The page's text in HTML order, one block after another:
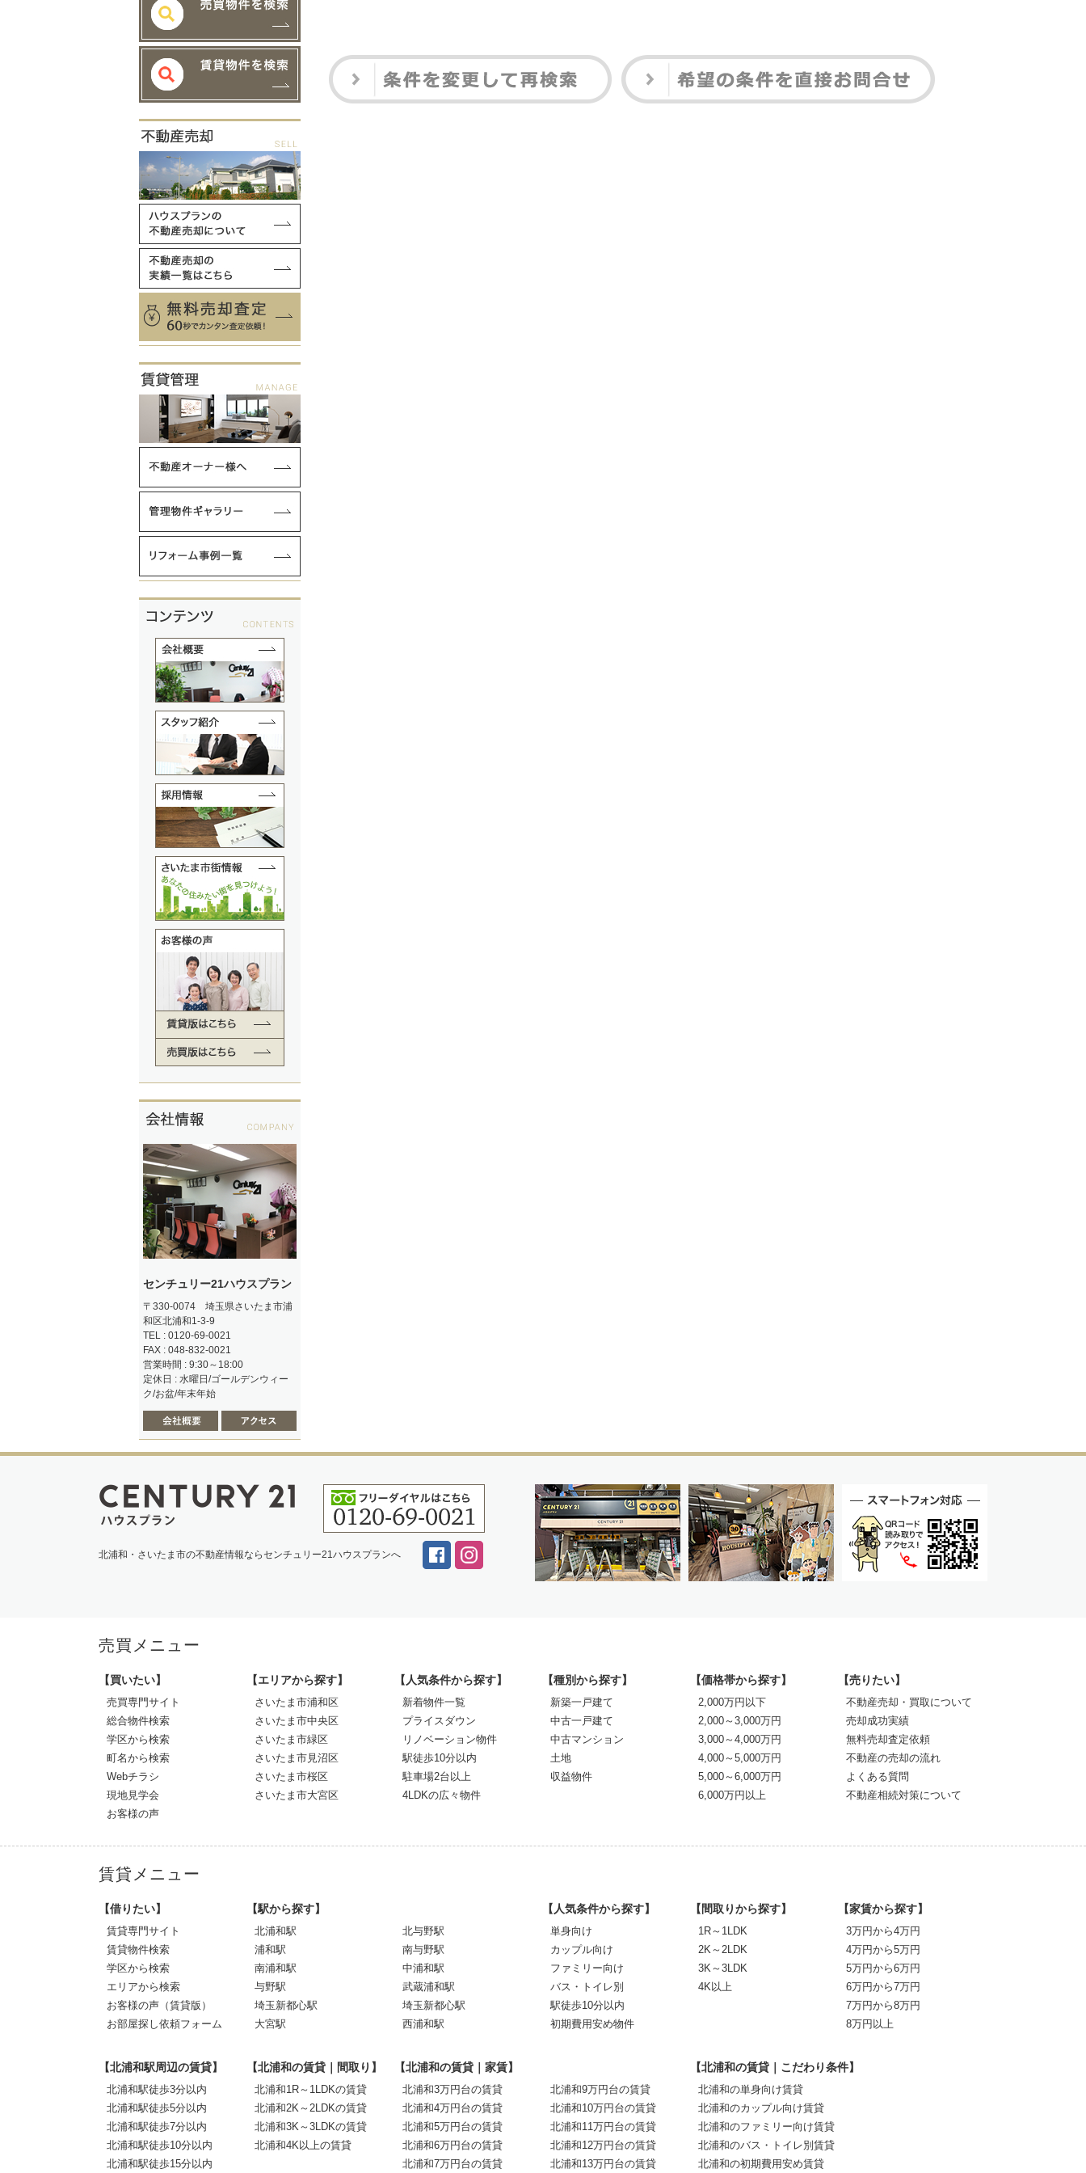
センチュリー21ハウスプラン
〒330-0074 埼玉県さいたま市浦
和区北浦和1-3-9
TEL : 0120-69-0021
FAX : 048-832-0021
営業時間 : 9:30～18:00
定休日 : 水曜日/ゴールデンウィー
ク/お盆/年末年始
北浦和・さいたま市の不動産情報ならセンチュリー21ハウスプランへ
売買メニュー
【買いたい】
売買専門サイト
総合物件検索
学区から検索
町名から検索
Webチラシ
現地見学会
お客様の声
【エリアから探す】
さいたま市浦和区
さいたま市中央区
さいたま市緑区
さいたま市見沼区
さいたま市桜区
さいたま市大宮区
【人気条件から探す】
新着物件一覧
プライスダウン
リノベーション物件
駅徒歩10分以内
駐車場2台以上
4LDKの広々物件
【種別から探す】
新築一戸建て
中古一戸建て
中古マンション
土地
収益物件
【価格帯から探す】
2,000万円以下
2,000～3,000万円
3,000～4,000万円
4,000～5,000万円
5,000～6,000万円
6,000万円以上
【売りたい】
不動産売却・買取について
売却成功実績
無料売却査定依頼
不動産の売却の流れ
よくある質問
不動産相続対策について
賃貸メニュー
【借りたい】
賃貸専門サイト
賃貸物件検索
学区から検索
エリアから検索
お客様の声（賃貸版）
お部屋探し依頼フォーム
【駅から探す】
北浦和駅
浦和駅
南浦和駅
与野駅
埼玉新都心駅
大宮駅
北与野駅
南与野駅
中浦和駅
武蔵浦和駅
埼玉新都心駅
西浦和駅
【人気条件から探す】
単身向け
カップル向け
ファミリー向け
バス・トイレ別
駅徒歩10分以内
初期費用安め物件
【間取りから探す】
1R～1LDK
2K～2LDK
3K～3LDK
4K以上
【家賃から探す】
3万円から4万円
4万円から5万円
5万円から6万円
6万円から7万円
7万円から8万円
8万円以上
【北浦和駅周辺の賃貸】
北浦和駅徒歩3分以内
北浦和駅徒歩5分以内
北浦和駅徒歩7分以内
北浦和駅徒歩10分以内
北浦和駅徒歩15分以内
【北浦和の賃貸｜間取り】
北浦和1R～1LDKの賃貸
北浦和2K～2LDKの賃貸
北浦和3K～3LDKの賃貸
北浦和4K以上の賃貸
【北浦和の賃貸｜家賃】
北浦和3万円台の賃貸
北浦和4万円台の賃貸
北浦和5万円台の賃貸
北浦和6万円台の賃貸
北浦和7万円台の賃貸
北浦和9万円台の賃貸
北浦和10万円台の賃貸
北浦和11万円台の賃貸
北浦和12万円台の賃貸
北浦和13万円台の賃貸
【北浦和の賃貸｜こだわり条件】
北浦和の単身向け賃貸
北浦和のカップル向け賃貸
北浦和のファミリー向け賃貸
北浦和のバス・トイレ別賃貸
北浦和の初期費用安め賃貸